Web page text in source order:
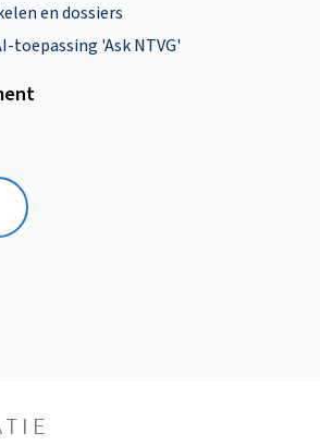
en dossiers
toepassing 'Ask NTVG'